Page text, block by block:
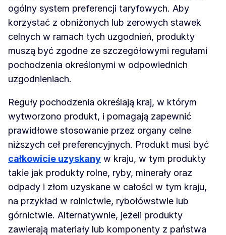
ogólny system preferencji taryfowych. Aby
korzystać z obniżonych lub zerowych stawek
celnych w ramach tych uzgodnień, produkty
muszą być zgodne ze szczegółowymi regułami
pochodzenia określonymi w odpowiednich
uzgodnieniach.
Reguły pochodzenia określają kraj, w którym
wytworzono produkt, i pomagają zapewnić
prawidłowe stosowanie przez organy celne
niższych ceł preferencyjnych. Produkt musi być
całkowicie uzyskany w kraju, w tym produkty
takie jak produkty rolne, ryby, minerały oraz
odpady i złom uzyskane w całości w tym kraju,
na przykład w rolnictwie, rybołówstwie lub
górnictwie. Alternatywnie, jeżeli produkty
zawierają materiały lub komponenty z państwa